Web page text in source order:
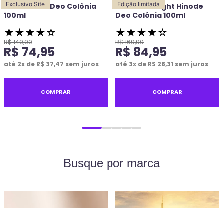
Exclusivo Site
Eterna Blue Deo Colônia
100ml
★★★★☆
R$149,90
R$ 74,95
até 2x de R$ 37,47 sem juros
COMPRAR
Edição limitada
Grace Midnight Hinode
Deo Colônia 100ml
★★★★☆
R$169,90
R$ 84,95
até 3x de R$ 28,31 sem juros
COMPRAR
Busque por marca